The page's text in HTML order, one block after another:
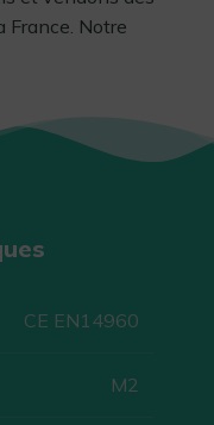
France. Notre
CE EN14960
M2